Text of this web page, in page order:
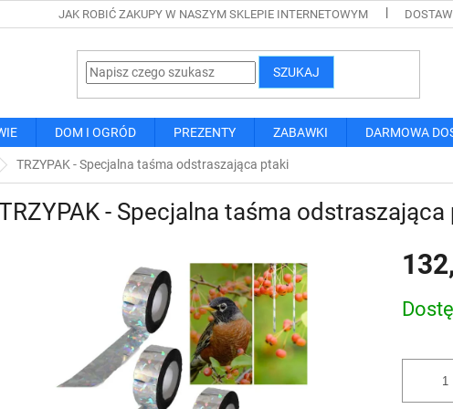
JAK ROBIĆ ZAKUPY W NASZYM SKLEPIE INTERNETOWYM
SZUKAJ
DOM I OGRÓD PREZENTY ZABAWKI DARMOWA
TRZYPAK - Specjalna taśma odstraszająca ptaki
- Specjalna taśma odstraszająca